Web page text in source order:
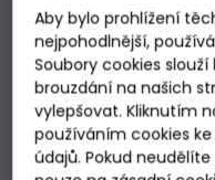
Aby bylo prohlížení
nejpohodlnější,
Soubory cookies
brouzdání na našich
vylepšovat. Kliknutím
používáním cookies
údajů. Pokud
Italian Fashion Ariela
Skladem
od499 Kč
DETAIL